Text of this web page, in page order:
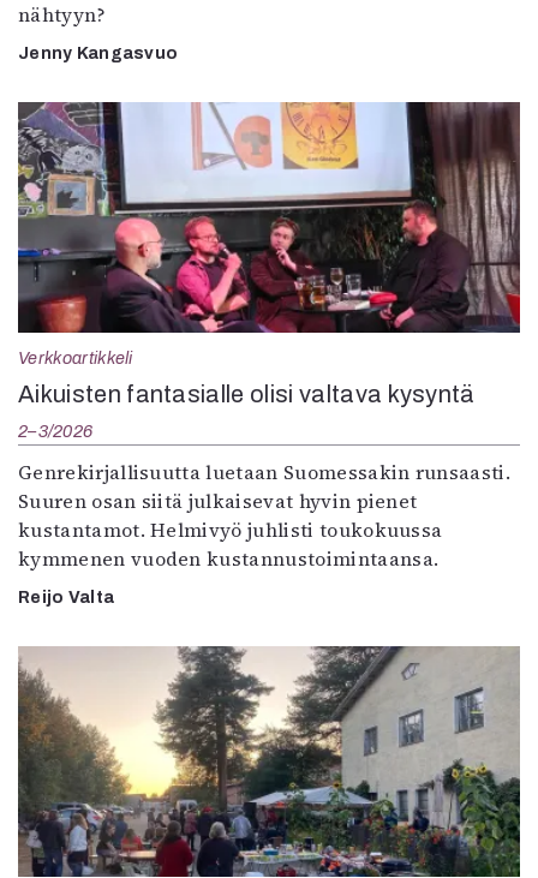
nähtyyn?
Jenny Kangasvuo
Verkkoartikkeli
Aikuisten fantasialle olisi valtava kysyntä
2–3/2026
Genrekirjallisuutta luetaan Suomessakin runsaasti.
Suuren osan siitä julkaisevat hyvin pienet
kustantamot. Helmivyö juhlisti toukokuussa
kymmenen vuoden kustannustoimintaansa.
Reijo Valta